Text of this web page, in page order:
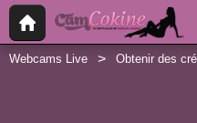
Webcams Live Obtenir des